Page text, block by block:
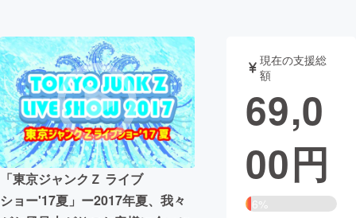
テクノロジー・ガジェット
映像・映画 書籍・雑誌
ビジネス・起業 チャレンジ
まちづくり・地域活性化
「東京ジャンクＺ ライブ
ショー'17夏」ー2017年夏、我々
現在の支援総
額
69,0
00円
6%